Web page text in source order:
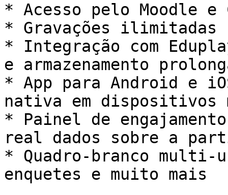
* Acesso pelo Moodle e
* Gravações ilimitadas
* Integração com
e armazenamento
* App para Android e
nativa em dispositivos
* Painel de
real dados sobre a
* Quadro-branco
enquetes e muito mais